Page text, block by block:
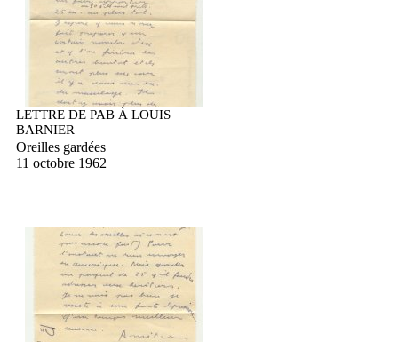
LETTRE DE PAB À LOUIS
BARNIER
Oreilles gardées
11 octobre 1962